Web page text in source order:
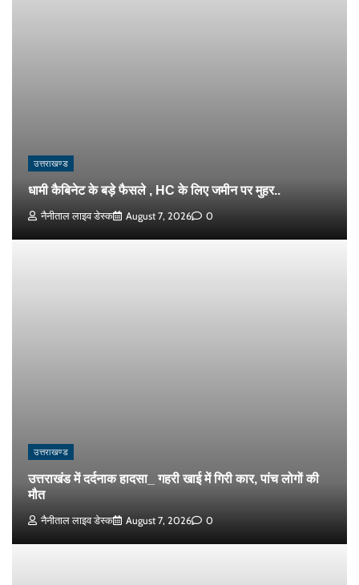
उत्तराखण्ड
धामी कैबिनेट के बड़े फैसले , HC के लिए जमीन पर मुहर..
नैनीताल लाइव डेस्क August 7, 2026 0
उत्तराखण्ड
उत्तराखंड में दर्दनाक हादसा_ गहरी खाई में गिरी कार, पांच लोगों की
मौत
नैनीताल लाइव डेस्क August 7, 2026 0